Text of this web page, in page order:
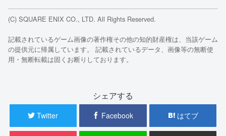
(C) SQUARE ENIX CO., LTD. All Rights Reserved.
記載されているゲーム画像の著作権その他の知的財産権は、当該ゲーム
の提供元に帰属しています。 記載されているデータ、画像等の無断使
用・無断転載は固くお断りしております。
シェアする
Twitter Facebook はてブ